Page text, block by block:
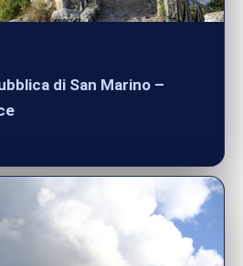
di San Marino –